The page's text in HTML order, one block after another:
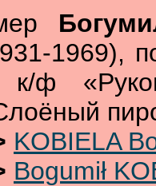
1969),
ф
KOBIELA
Bogumił